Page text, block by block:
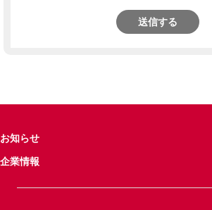
送信する
お知らせ
企業情報